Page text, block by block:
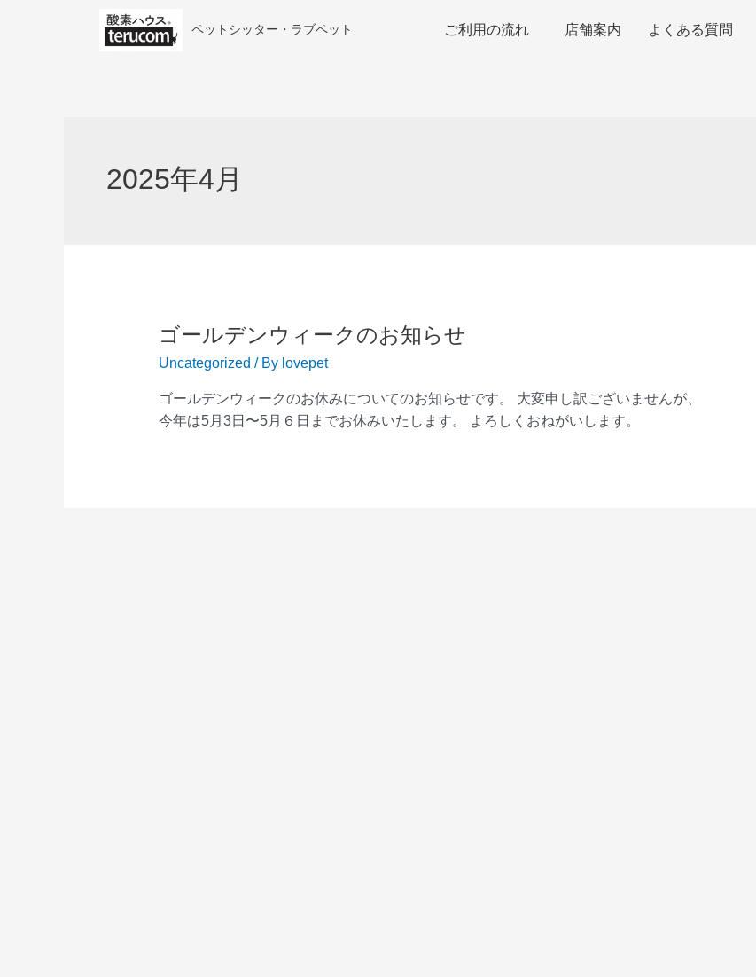
ペットシッター・ラブペット ご利用の流れ 店舗案内 よくある質問
2025年4月
ゴールデンウィークのお知らせ
Uncategorized / By lovepet
ゴールデンウィークのお休みについてのお知らせです。 大変申し訳ございませんが、
今年は5月3日〜5月６日までお休みいたします。 よろしくおねがいします。